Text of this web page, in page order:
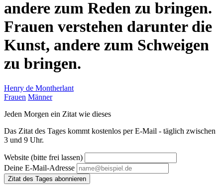
andere zum Reden zu bringen.
Frauen verstehen darunter die
Kunst, andere zum Schweigen
zu bringen.
Henry de Montherlant
Frauen Männer
Jeden Morgen ein Zitat wie dieses
Das Zitat des Tages kommt kostenlos per E-Mail - täglich zwischen
3 und 9 Uhr.
Website (bitte frei lassen)
Deine E-Mail-Adresse
Zitat des Tages abonnieren